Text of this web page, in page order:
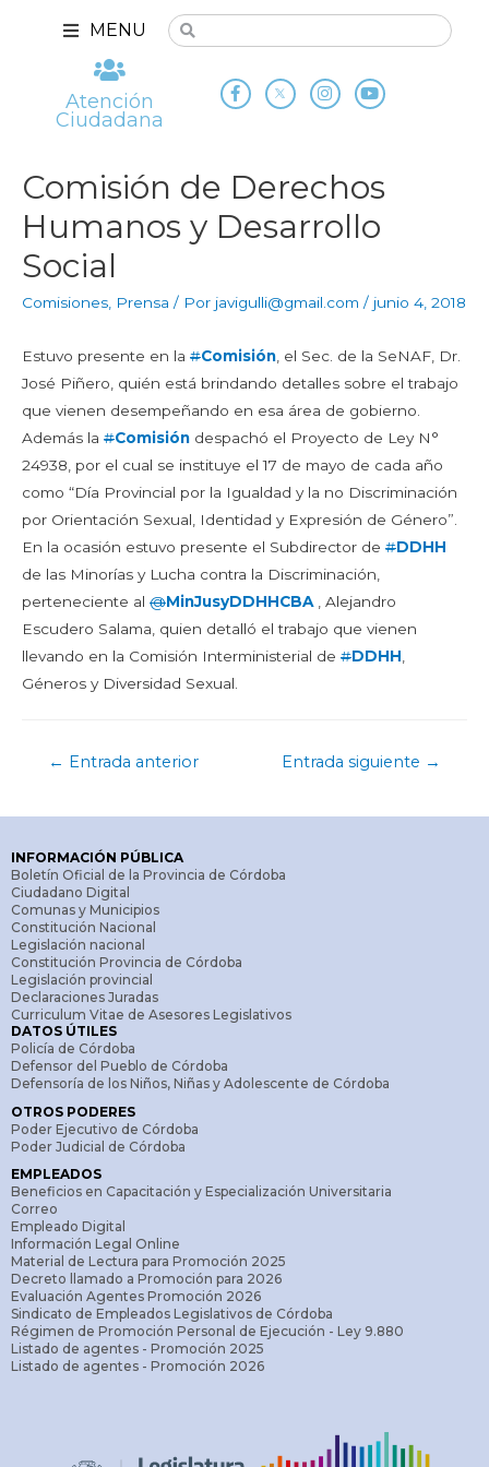
MENU
Atención
Ciudadana
Comisión de Derechos
Humanos y Desarrollo
Social
Comisiones Prensa / Por javigulli@gmail.com / junio 4, 2018
Estuvo presente en la #Comisión , el Sec. de la SeNAF, Dr.
José Piñero, quién está brindando detalles sobre el trabajo
que vienen desempeñando en esa área de gobierno.
Además la #Comisión despachó el Proyecto de Ley N°
24938, por el cual se instituye el 17 de mayo de cada año
como “Día Provincial por la Igualdad y la no Discriminación
por Orientación Sexual, Identidad y Expresión de Género”.
En la ocasión estuvo presente el Subdirector de #DDHH
de las Minorías y Lucha contra la Discriminación,
perteneciente al @MinJusyDDHHCBA , Alejandro
Escudero Salama, quien detalló el trabajo que vienen
llevando en la Comisión Interministerial de #DDHH
Géneros y Diversidad Sexual.
← Entrada anterior Entrada siguiente →
INFORMACIÓN PÚBLICA
Boletín Oficial de la Provincia de Córdoba
Ciudadano Digital
Comunas y Municipios
Constitución Nacional
Legislación nacional
Constitución Provincia de Córdoba
Legislación provincial
Declaraciones Juradas
Curriculum Vitae de Asesores Legislativos
DATOS ÚTILES
Policía de Córdoba
Defensor del Pueblo de Córdoba
Defensoría de los Niños, Niñas y Adolescente de Córdoba
OTROS PODERES
Poder Ejecutivo de Córdoba
Poder Judicial de Córdoba
EMPLEADOS
Beneficios en Capacitación y Especialización Universitaria
Correo
Empleado Digital
Información Legal Online
Material de Lectura para Promoción 2025
Decreto llamado a Promoción para 2026
Evaluación Agentes Promoción 2026
Sindicato de Empleados Legislativos de Córdoba
Régimen de Promoción Personal de Ejecución - Ley 9.880
Listado de agentes - Promoción 2025
Listado de agentes - Promoción 2026